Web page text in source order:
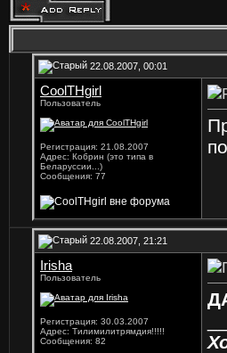
22.08.2007, 00:01
CoolTHgirl
Пользователь
Регистрация: 21.08.2007
Адрес: Кобрин (это типа в
Беларуссии...)
Сообщения: 77
22.08.2007, 21:21
Irisha
Пользователь
Регистрация: 30.03.2007
Адрес: Тилимилитрямдия!!!!!
Сообщения: 82